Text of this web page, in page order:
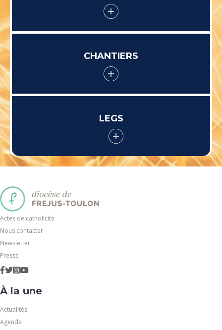
CHANTIERS
LEGS
Actes de catholicité
Nous contacter
Newsletter
Presse
À la une
Actualités
Agenda